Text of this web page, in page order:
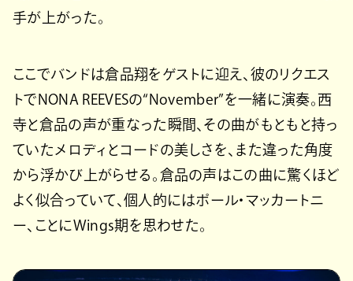
手が上がった。
ここでバンドは倉品翔をゲストに迎え、彼のリクエス
トでNONA REEVESの“November”を一緒に演奏。西
寺と倉品の声が重なった瞬間、その曲がもともと持っ
ていたメロディとコードの美しさを、また違った角度
から浮かび上がらせる。倉品の声はこの曲に驚くほど
よく似合っていて、個人的にはポール・マッカートニ
ー、ことにWings期を思わせた。